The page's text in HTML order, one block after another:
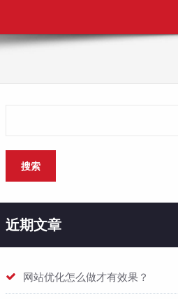
搜索
近期文章
网站优化怎么做才有效果？